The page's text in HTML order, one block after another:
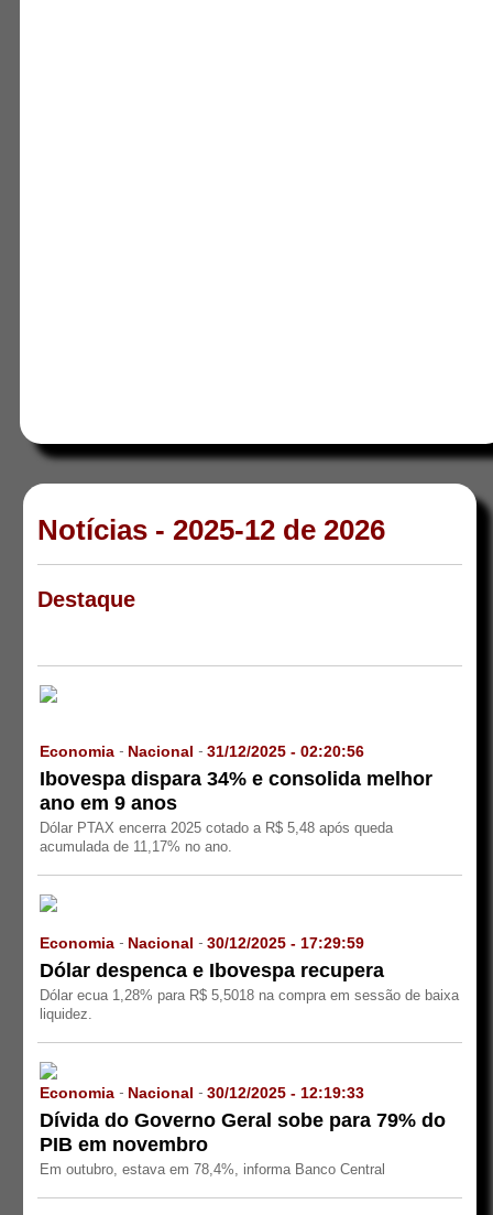
Notícias - 2025-12 de 2026
Destaque
Economia- Nacional-31/12/2025 - 02:20:56
Ibovespa dispara 34% e consolida melhor
ano em 9 anos
Dólar PTAX encerra 2025 cotado a R$ 5,48 após queda
acumulada de 11,17% no ano.
Economia- Nacional-30/12/2025 - 17:29:59
Dólar despenca e Ibovespa recupera
Dólar ecua 1,28% para R$ 5,5018 na compra em sessão de baixa
liquidez.
Economia- Nacional-30/12/2025 - 12:19:33
Dívida do Governo Geral sobe para 79% do
PIB em novembro
Em outubro, estava em 78,4%, informa Banco Central